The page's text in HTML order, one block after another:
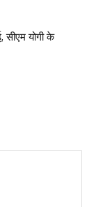
सीएम योगी के